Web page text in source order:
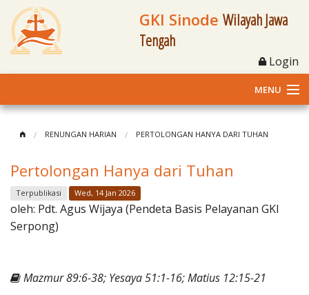
GKI Sinode Wilayah Jawa
Tengah
Login
MENU
Klasis dan Jemaat
Berita Kegiatan
Materi
RENUNGAN HARIAN PERTOLONGAN HANYA DARI TUHAN
Pertolongan Hanya dari Tuhan
Terpublikasi Wed, 14 Jan 2026
oleh: Pdt. Agus Wijaya (Pendeta Basis Pelayanan GKI
Serpong)
Mazmur 89:6-38; Yesaya 51:1-16; Matius 12:15-21